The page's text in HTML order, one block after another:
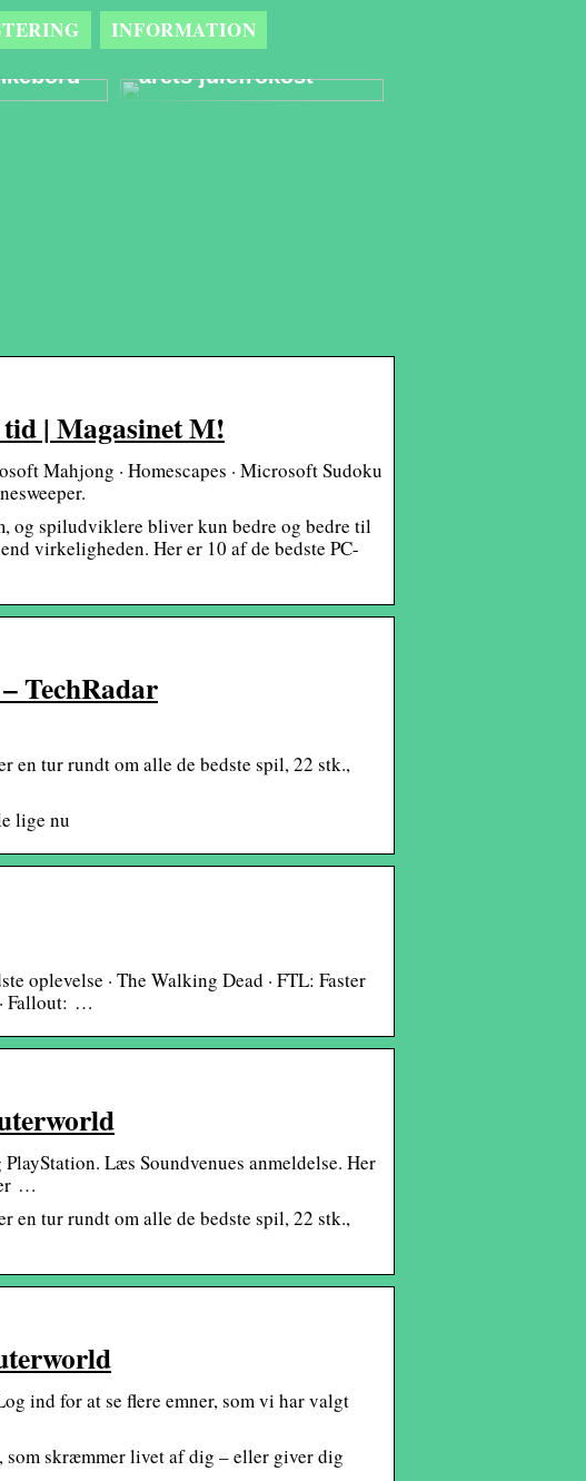
INFORMATION
Med
Derfor er et
eventbureau den
bedste partner til
årets julefrokost
tid | Magasinet M!
Mahjong · Homescapes · Microsoft Sudoku
og spiludviklere bliver kun bedre og bedre til
virkeligheden. Her er 10 af de bedste PC-
TechRadar
en tur rundt om alle de bedste spil, 22 stk.,
lige nu
oplevelse · The Walking Dead · FTL: Faster
Fallout: …
Læs Soundvenues anmeldelse. Her
…
en tur rundt om alle de bedste spil, 22 stk.,
ind for at se flere emner, som vi har valgt
skræmmer livet af dig – eller giver dig